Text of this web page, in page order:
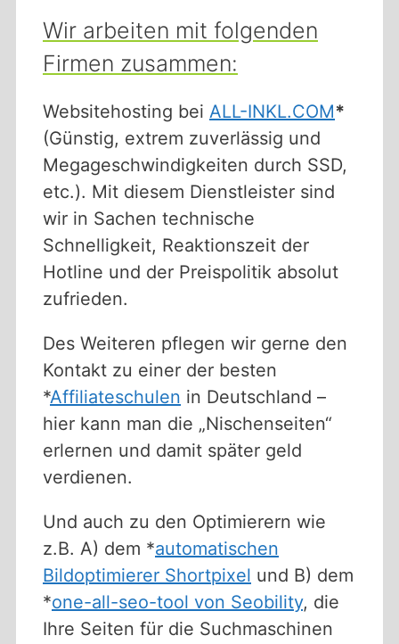
Wir arbeiten mit folgenden
Firmen zusammen:
Websitehosting bei ALL-INKL.COM*
(Günstig, extrem zuverlässig und
Megageschwindigkeiten durch SSD,
etc.). Mit diesem Dienstleister sind
wir in Sachen technische
Schnelligkeit, Reaktionszeit der
Hotline und der Preispolitik absolut
zufrieden.
Des Weiteren pflegen wir gerne den
Kontakt zu einer der besten
*Affiliateschulen in Deutschland –
hier kann man die „Nischenseiten“
erlernen und damit später geld
verdienen.
Und auch zu den Optimierern wie
z.B. A) dem *automatischen
Bildoptimierer Shortpixel und B) dem
*one-all-seo-tool von Seobility, die
Ihre Seiten für die Suchmaschinen